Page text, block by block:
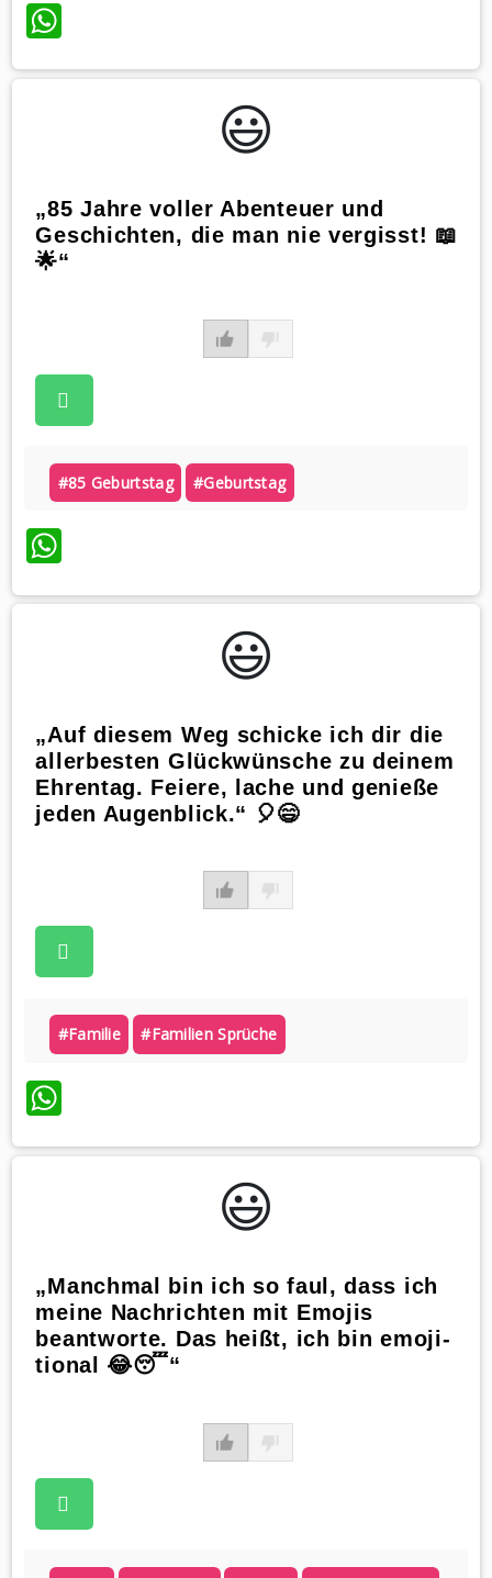
WhatsApp
😃️
„85 Jahre voller Abenteuer und
Geschichten, die man nie vergisst! 📖
🌟“
#85 Geburtstag #geburtstag
WhatsApp
😃️
„Auf diesem Weg schicke ich dir die
allerbesten Glückwünsche zu deinem
Ehrentag. Feiere, lache und genieße
jeden Augenblick.“ 🎈😄
#familie #familien Sprüche
WhatsApp
😃️
„Manchmal bin ich so faul, dass ich
meine Nachrichten mit Emojis
beantworte. Das heißt, ich bin emoji-
tional 😂😴“